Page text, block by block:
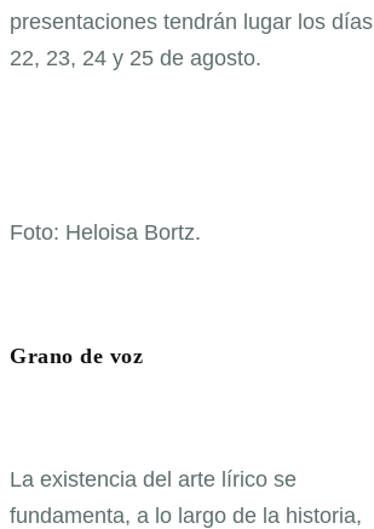
presentaciones tendrán lugar los días
22, 23, 24 y 25 de agosto.
Foto: Heloisa Bortz.
Grano de voz
La existencia del arte lírico se
fundamenta, a lo largo de la historia,